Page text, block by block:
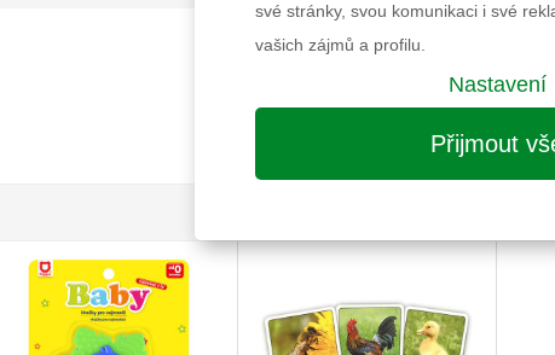
své stránky, svou komunikaci i své
vašich zájmů a profilu.
Nastavení
Přijmout